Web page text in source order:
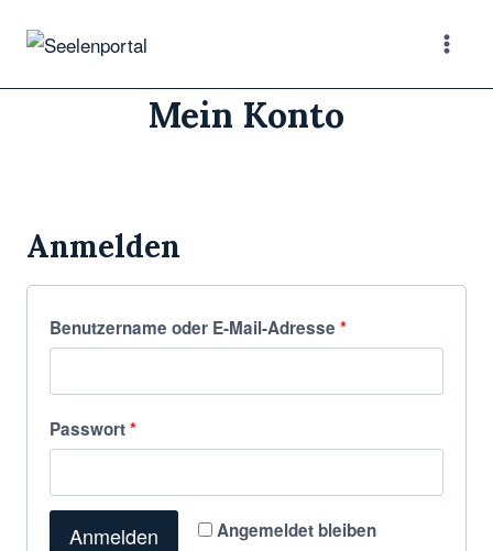
Mein Konto
Anmelden
Benutzername oder E-Mail-Adresse *
Passwort*
Angemeldet bleiben
Anmelden